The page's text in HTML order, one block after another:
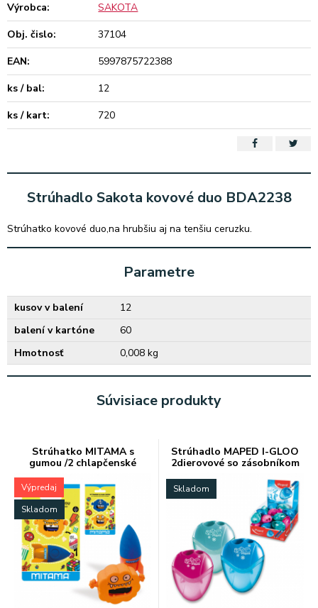
Výrobca:
SAKOTA
Obj. čislo:
37104
EAN:
5997875722388
ks / bal:
12
ks / kart:
720
Strúhadlo Sakota kovové duo BDA2238
Strúhatko kovové duo,na hrubšiu aj na tenšiu ceruzku.
Parametre
kusov v balení
12
balení v kartóne
60
Hmotnosť
0,008 kg
Súvisiace produkty
Strúhatko MITAMA s
gumou /2 chlapčenské
Výpredaj
Skladom
Strúhadlo MAPED I-GLOO
2dierovové so zásobníkom
Skladom